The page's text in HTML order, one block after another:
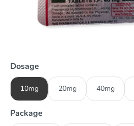
Dosage
10mg 20mg 40mg
Package